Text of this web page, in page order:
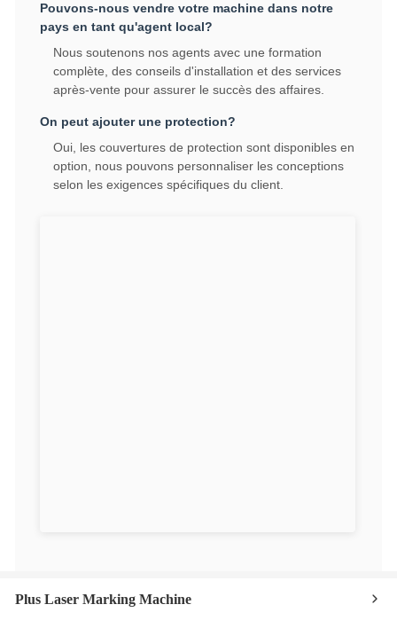
Pouvons-nous vendre votre machine dans notre
pays en tant qu'agent local?
Nous soutenons nos agents avec une formation
complète, des conseils d'installation et des services
après-vente pour assurer le succès des affaires.
On peut ajouter une protection?
Oui, les couvertures de protection sont disponibles en
option, nous pouvons personnaliser les conceptions
selon les exigences spécifiques du client.
Plus Laser Marking Machine